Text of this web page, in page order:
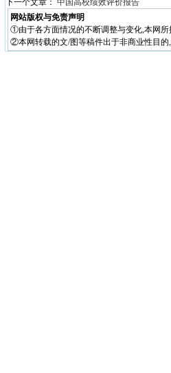
下一个文章： 中国高校绩效评价报告
网站版权与免责声明
①由于各方面情况的不断调整与变化,本网
②本网转载的文/图等稿件出于非商业性目